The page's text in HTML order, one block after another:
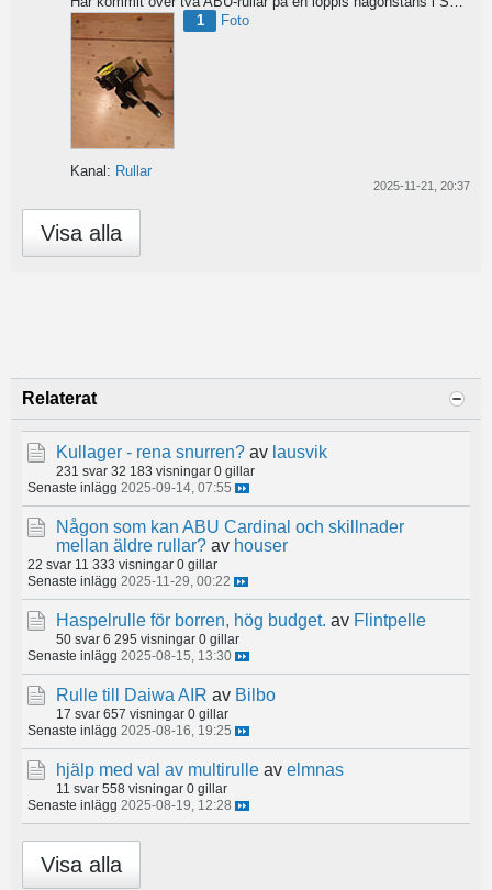
1
Foto
Kanal: Rullar
2025-11-21, 20:37
Visa alla
Relaterat
Kullager - rena snurren? av lausvik
231 svar 32 183 visningar 0 gillar
Senaste inlägg 2025-09-14, 07:55
Någon som kan ABU Cardinal och skillnader
mellan äldre rullar? av houser
22 svar 11 333 visningar 0 gillar
Senaste inlägg 2025-11-29, 00:22
Haspelrulle för borren, hög budget. av Flintpelle
50 svar 6 295 visningar 0 gillar
Senaste inlägg 2025-08-15, 13:30
Rulle till Daiwa AIR av Bilbo
17 svar 657 visningar 0 gillar
Senaste inlägg 2025-08-16, 19:25
hjälp med val av multirulle av elmnas
11 svar 558 visningar 0 gillar
Senaste inlägg 2025-08-19, 12:28
Visa alla